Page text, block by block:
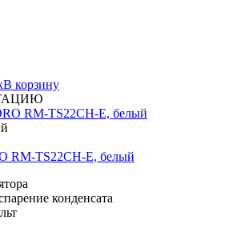
В корзину
RM-TS22CH-E, белый
конденсата